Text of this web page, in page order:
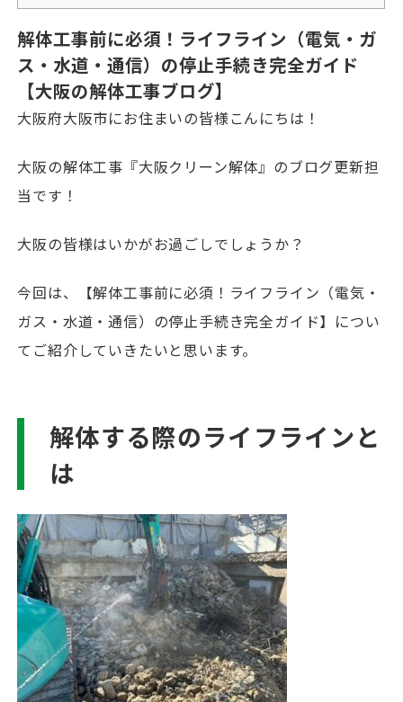
解体工事前に必須！ライフライン（電気・ガ
ス・水道・通信）の停止手続き完全ガイド
【大阪の解体工事ブログ】
大阪府大阪市にお住まいの皆様こんにちは！
大阪の解体工事『大阪クリーン解体』のブログ更新担
当です！
大阪の皆様はいかがお過ごしでしょうか？
今回は、【解体工事前に必須！ライフライン（電気・
ガス・水道・通信）の停止手続き完全ガイド】につい
てご紹介していきたいと思います。
解体する際のライフラインと
は